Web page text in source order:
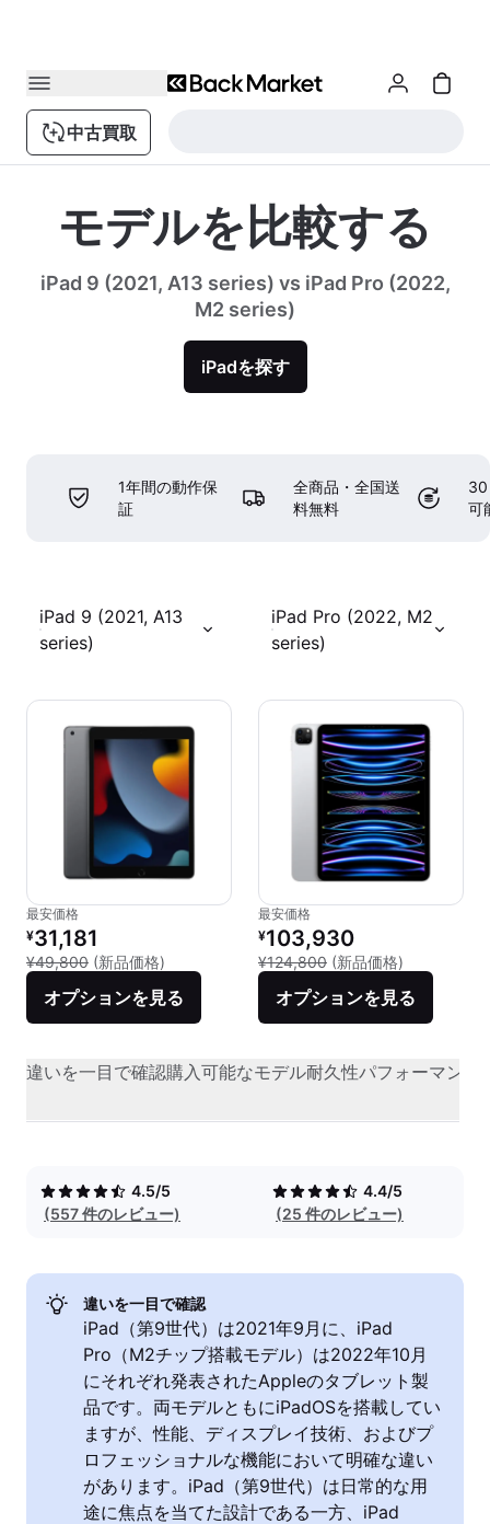
中古買取
モデルを比較する
iPad 9 (2021, A13 series) vs iPad Pro (2022,
M2 series)
iPadを探す
1年間の動作保
証
全商品・全国送
料無料
30
可
iPad 9 (2021, A13
series)
iPad Pro (2022, M2
series)
最安価格
リファービッシュ品の価格：
¥31,181
¥49,800 (新品価格) 新品との比較：¥49,800
オプションを見る
最安価格
リファービッシュ品の価格：
¥103,930
¥124,800 (新品価格)
オプションを見る
違いを一目で確認購入可能なモデル耐久性パフォーマンス
4.5/5
(557 件のレビュー)
4.4/5
(25 件のレビュー)
違いを一目で確認
iPad（第9世代）は2021年9月に、iPad
Pro（M2チップ搭載モデル）は2022年10月
にそれぞれ発表されたAppleのタブレット製
品です。両モデルともにiPadOSを搭載してい
ますが、性能、ディスプレイ技術、およびプ
ロフェッショナルな機能において明確な違い
があります。iPad（第9世代）は日常的な用
途に焦点を当てた設計である一方、iPad